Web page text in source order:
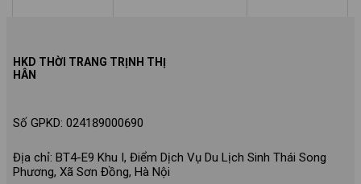
HKD THỜI TRANG TRỊNH THỊ
HÂN
Số GPKD: 024189000690
Địa chỉ: BT4-E9 Khu I, Điểm Dịch Vụ Du Lịch Sinh Thái Song
Phương, Xã Sơn Đồng, Hà Nội